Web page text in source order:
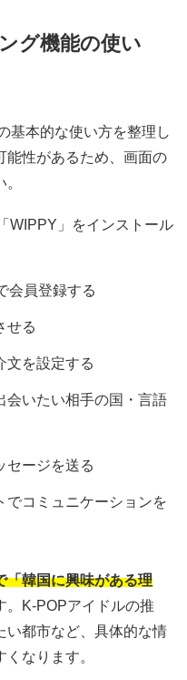
グ機能の使い
基本的な使い方を整理し
能性があるため、画面の
WIPPY」をインストール
会員登録する
せる
文を設定する
会いたい相手の国・言語
セージを送る
でコミュニケーションを
「韓国に興味がある理
。K-POPアイドルの推
い都市など、具体的な情
なります。